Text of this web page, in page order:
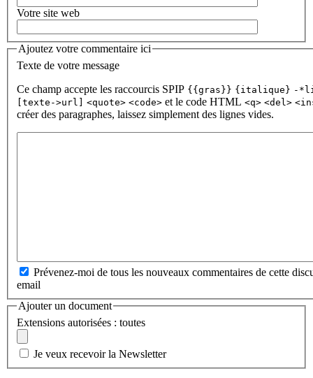
Votre site web
Ajoutez votre commentaire ici
Texte de votre message
Ce champ accepte les raccourcis SPIP {{gras}} {italique} -
[texte->url]
<quote> <code> et le code HTML <q> <del>
créer des paragraphes, laissez simplement des lignes vides.
Prévenez-moi de tous les nouveaux commentaires de cette
email
Ajouter un document
Extensions autorisées : toutes
Je veux recevoir la Newsletter